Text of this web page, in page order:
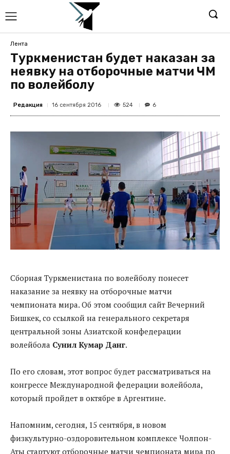
Лента
Туркменистан будет наказан за
неявку на отборочные матчи ЧМ
по волейболу
Редакция 16 сентября 2016 524 6
Сборная Туркменистана по волейболу понесет
наказание за неявку на отборочные матчи
чемпионата мира. Об этом сообщил сайт Вечерний
Бишкек, со ссылкой на генерального секретаря
центральной зоны Азиатской конфедерации
волейбола Сунил Кумар Данг.
По его словам, этот вопрос будет рассматриваться на
конгрессе Международной федерации волейбола,
который пройдет в октябре в Аргентине.
Напомним, сегодня, 15 сентября, в новом
физкультурно-оздоровительном комплексе Чолпон-
Аты стартуют отборочные матчи чемпионата мира по